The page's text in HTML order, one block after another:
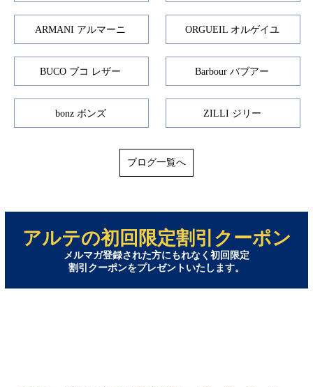
ARMANI アルマーニ ORGUEIL オルゲイユ
BUCO ブコ レザー Barbour バブアー
bonz ボンズ ZILLI ジリー
ブログ一覧へ
アルテの初回限定割引クーポン
メルマガ登録された方にもれなく初回限定
割引クーポンをプレゼントいたします。